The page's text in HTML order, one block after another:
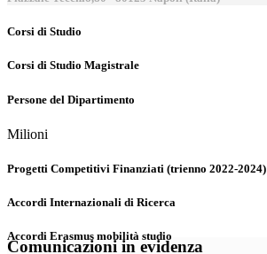
Corsi di Studio
Corsi di Studio Magistrale
Persone del Dipartimento
Milioni
Progetti Competitivi Finanziati (trienno 2022-2024)
Accordi Internazionali di Ricerca
Accordi Erasmus mobilità studio
Comunicazioni in evidenza